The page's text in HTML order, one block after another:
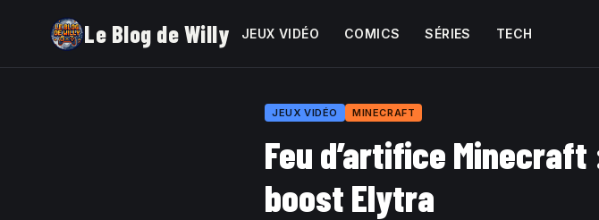
Le Blog de Willy JEUX VIDÉO COMICS SÉRIES TECH
JEUX VIDÉO MINECRAFT
Feu d’artifice
boost Elytra